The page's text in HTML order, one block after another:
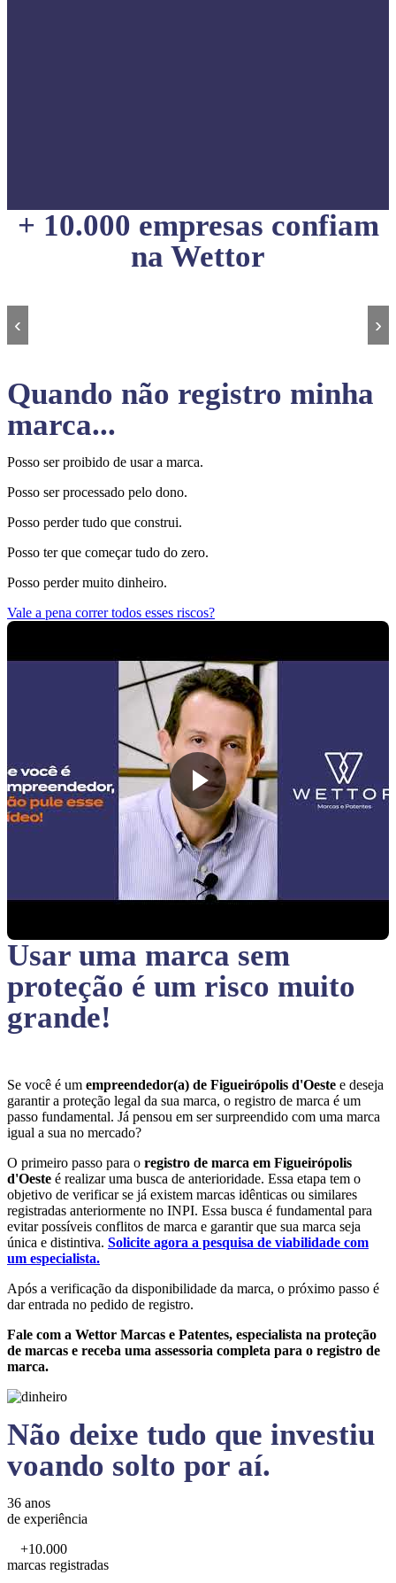
+ 10.000 empresas confiam
na Wettor
‹ ›
Quando não registro minha
marca...
Posso ser proibido de usar a marca.
Posso ser processado pelo dono.
Posso perder tudo que construi.
Posso ter que começar tudo do zero.
Posso perder muito dinheiro.
Vale a pena correr todos esses riscos?
Usar uma marca sem
proteção é um risco muito
grande!
Se você é um empreendedor(a) de Figueirópolis d'Oeste e deseja
garantir a proteção legal da sua marca, o registro de marca é um
passo fundamental. Já pensou em ser surpreendido com uma marca
igual a sua no mercado?
O primeiro passo para o registro de marca em Figueirópolis
d'Oeste é realizar uma busca de anterioridade. Essa etapa tem o
objetivo de verificar se já existem marcas idênticas ou similares
registradas anteriormente no INPI. Essa busca é fundamental para
evitar possíveis conflitos de marca e garantir que sua marca seja
única e distintiva. Solicite agora a pesquisa de viabilidade com
um especialista.
Após a verificação da disponibilidade da marca, o próximo passo é
dar entrada no pedido de registro.
Fale com a Wettor Marcas e Patentes, especialista na proteção
de marcas e receba uma assessoria completa para o registro de
marca.
Não deixe tudo que investiu
voando solto por aí.
36 anos
de experiência
+10.000
marcas registradas